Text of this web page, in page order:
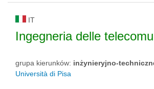
IT
Ingegneria delle
grupa kierunków: inżynieryjno-
Università di Pisa